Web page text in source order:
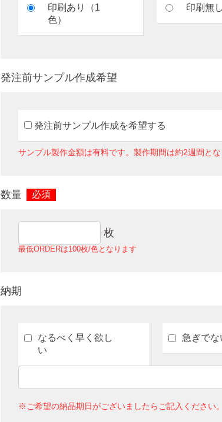
印刷あり（1
色）
印刷無し
発注前サンプル作成希望
発注前サンプル作成を希望する
サンプル製作金額は有料です。製作期間は約2週間とな
数量 必須
枚
最低ORDERは100枚/色となります
納期
なるべく早く欲し
い
急ぎでな
※ご希望の納品期日がございましたらご記入ください